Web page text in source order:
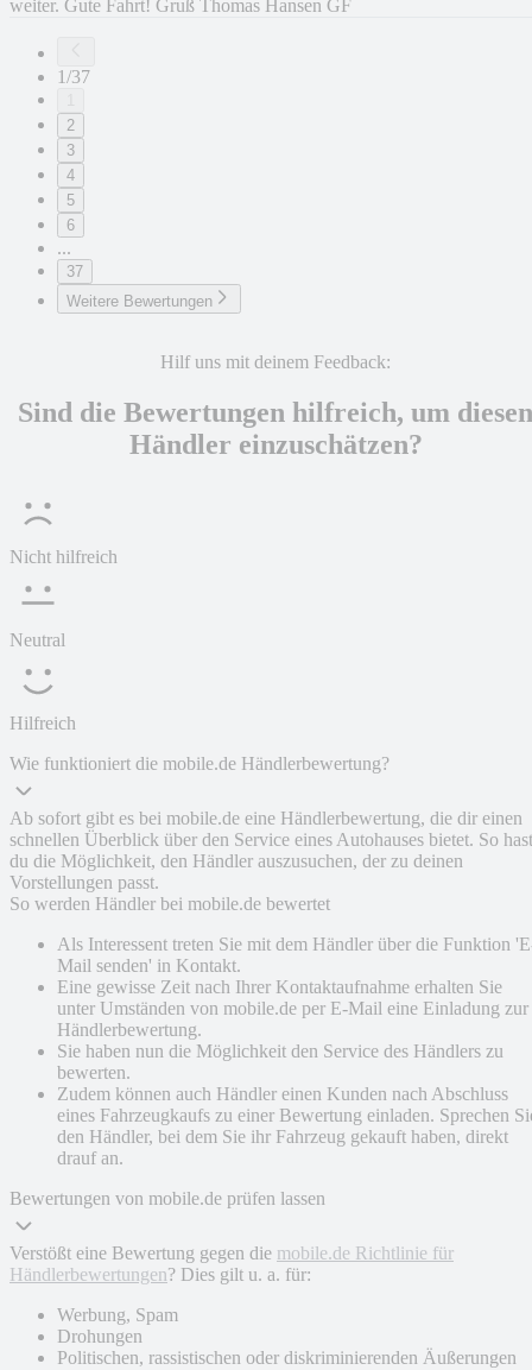
weiter. Gute Fahrt! Gruß Thomas Hansen GF
1/37
2
3
4
5
6
...
37
Weitere Bewertungen
Hilf uns mit deinem Feedback:
Sind die Bewertungen hilfreich, um diesen
Händler einzuschätzen?
Nicht hilfreich
Neutral
Hilfreich
Wie funktioniert die mobile.de Händlerbewertung?
Ab sofort gibt es bei mobile.de eine Händlerbewertung, die dir einen
schnellen Überblick über den Service eines Autohauses bietet. So hast
du die Möglichkeit, den Händler auszusuchen, der zu deinen
Vorstellungen passt.
So werden Händler bei mobile.de bewertet
Als Interessent treten Sie mit dem Händler über die Funktion
Mail senden' in Kontakt.
Eine gewisse Zeit nach Ihrer Kontaktaufnahme erhalten Sie
unter Umständen von mobile.de per E-Mail eine Einladung zur
Händlerbewertung.
Sie haben nun die Möglichkeit den Service des Händlers zu
bewerten.
Zudem können auch Händler einen Kunden nach Abschluss
eines Fahrzeugkaufs zu einer Bewertung einladen. Sprechen
den Händler, bei dem Sie ihr Fahrzeug gekauft haben, direkt
drauf an.
Bewertungen von mobile.de prüfen lassen
Verstößt eine Bewertung gegen die mobile.de Richtlinie für
Händlerbewertungen? Dies gilt u. a. für:
Werbung, Spam
Drohungen
Politischen, rassistischen oder diskriminierenden Äußerungen